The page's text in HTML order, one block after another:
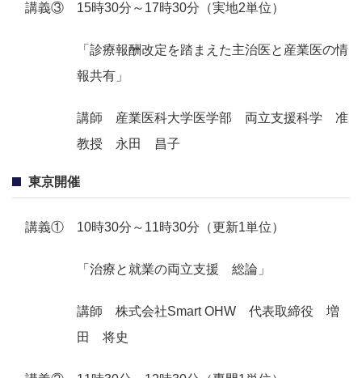
講義③ 15時30分～17時30分（実地2単位）
「診療報酬改定を踏まえた主治医と産業医の情
報共有」
講師 産業医科大学医学部 両立支援科学 准
教授 永田 昌子
東京開催
講義① 10時30分～11時30分（更新1単位）
「治療と就業の両立支援 総論」
講師 株式会社Smart OHW 代表取締役 増
田 将史